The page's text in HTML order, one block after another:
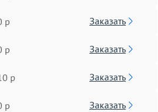
р Заказать
р Заказать
р Заказать
р Заказать